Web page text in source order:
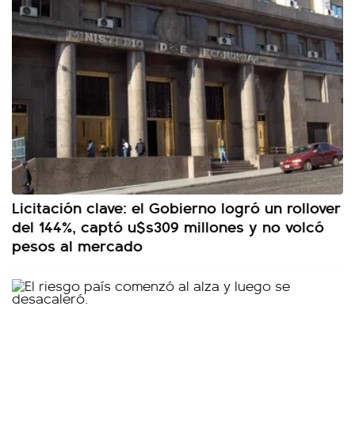
Licitación clave: el Gobierno logró un rollover
del 144%, captó u$s309 millones y no volcó
pesos al mercado